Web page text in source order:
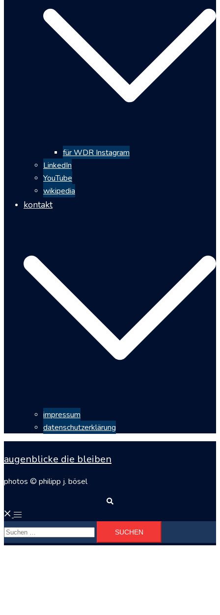
für WDR Instagram
LinkedIn
YouTube
wikipedia
kontakt
impressum
datenschutzerklärung
augenblicke die bleiben
photos © philipp j. bösel
Menü
umschalten
Suchen
nach: